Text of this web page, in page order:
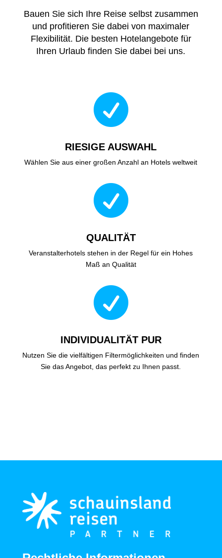
Bauen Sie sich Ihre Reise selbst zusammen
und profitieren Sie dabei von maximaler
Flexibilität. Die besten Hotelangebote für
Ihren Urlaub finden Sie dabei bei uns.

RIESIGE AUSWAHL
Wählen Sie aus einer großen Anzahl an Hotels weltweit

QUALITÄT
Veranstalterhotels stehen in der Regel für ein Hohes
Maß an Qualität

INDIVIDUALITÄT PUR
Nutzen Sie die vielfältigen Filtermöglichkeiten und finden
Sie das Angebot, das perfekt zu Ihnen passt.